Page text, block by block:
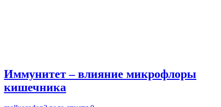
Иммунитет – влияние микрофлоры
кишечника